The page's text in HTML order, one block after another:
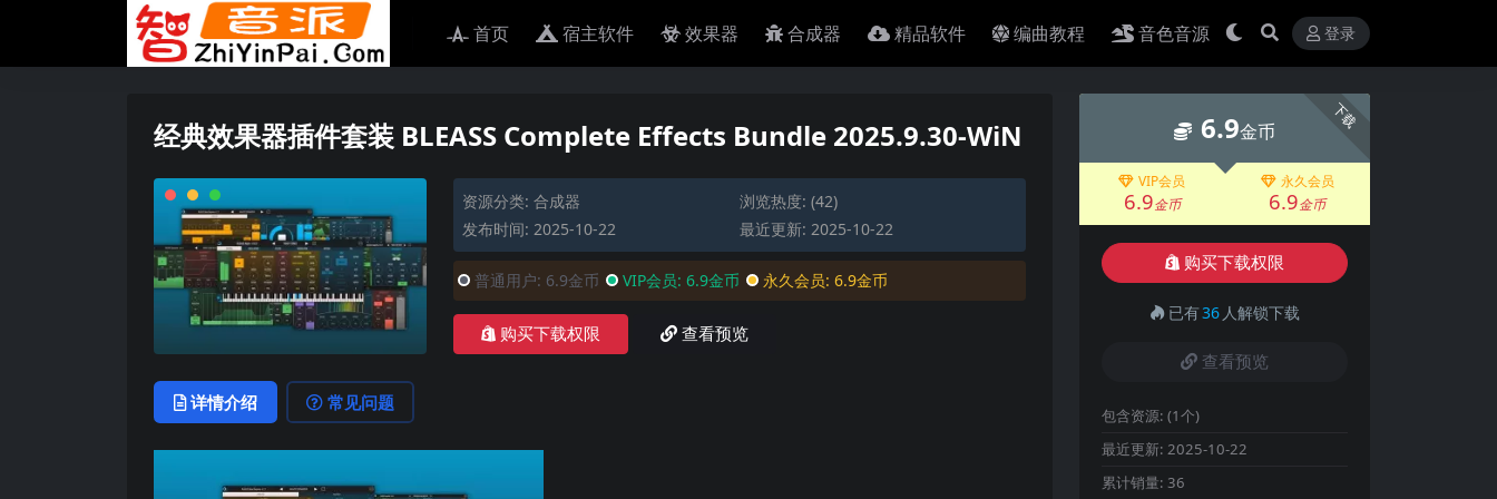
首页 宿主软件 效果器 合成器 精品软件 编曲教程 音色音源 登录
经典效果器插件套装 BLEASS Complete Effects Bundle 2025.9.30-WiN
资源分类: 合成器
浏览热度: (42)
发布时间: 2025-10-22
最近更新: 2025-10-22
普通用户: 6.9金币 VIP会员: 6.9金币 永久会员: 6.9金币
购买下载权限 查看预览
详情介绍 常见问题
下载
6.9金币
VIP会员
6.9金币
永久会员
6.9金币
购买下载权限
已有36 人解锁下载
查看预览
包含资源: (1个)
最近更新: 2025-10-22
累计销量: 36